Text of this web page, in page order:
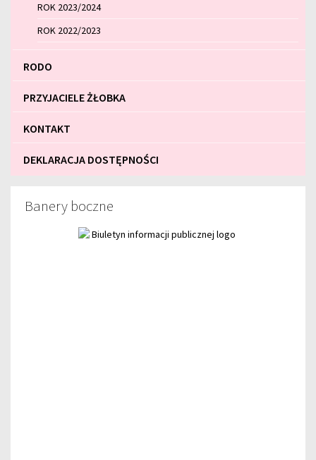
ROK 2023/2024
ROK 2022/2023
RODO
PRZYJACIELE ŻŁOBKA
KONTAKT
DEKLARACJA DOSTĘPNOŚCI
Banery boczne